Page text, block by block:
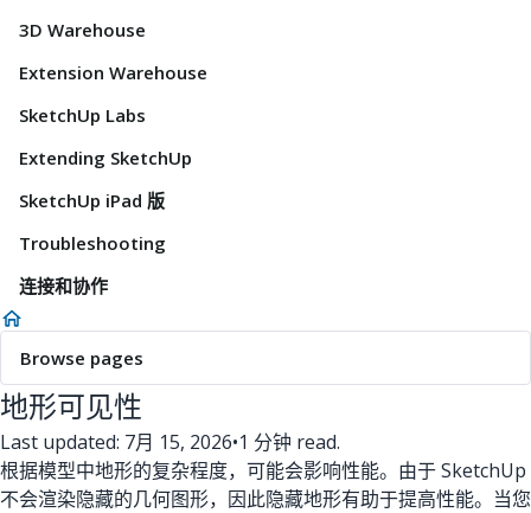
3D Warehouse
Extension Warehouse
SketchUp Labs
Extending SketchUp
SketchUp iPad 版
Troubleshooting
连接和协作
Browse pages
地形可见性
Last updated: 7月 15, 2026•1 分钟 read.
根据模型中地形的复杂程度，可能会影响性能。由于 SketchUp
不会渲染隐藏的几何图形，因此隐藏地形有助于提高性能。当您